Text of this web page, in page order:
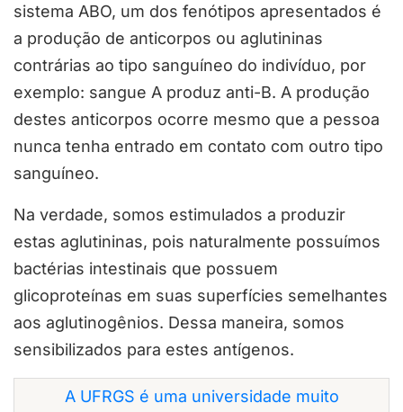
sistema ABO, um dos fenótipos apresentados é
a produção de anticorpos ou aglutininas
contrárias ao tipo sanguíneo do indivíduo, por
exemplo: sangue A produz anti-B. A produção
destes anticorpos ocorre mesmo que a pessoa
nunca tenha entrado em contato com outro tipo
sanguíneo.
Na verdade, somos estimulados a produzir
estas aglutininas, pois naturalmente possuímos
bactérias intestinais que possuem
glicoproteínas em suas superfícies semelhantes
aos aglutinogênios. Dessa maneira, somos
sensibilizados para estes antígenos.
A UFRGS é uma universidade muito